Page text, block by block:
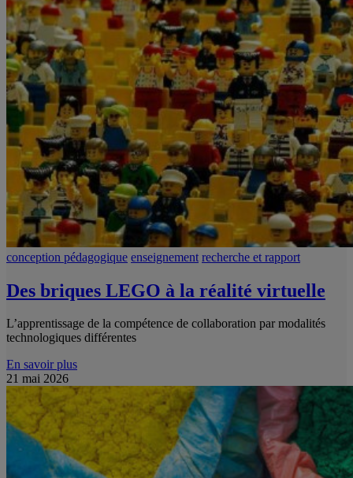
conception pédagogique enseignement recherche et rapport
Des briques LEGO à la réalité virtuelle
L’apprentissage de la compétence de collaboration par modalités
technologiques différentes
En savoir plus
21 mai 2026